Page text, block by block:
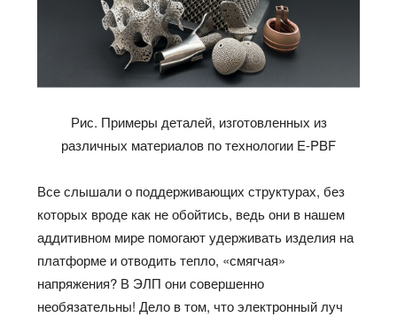
Рис. Примеры деталей, изготовленных из
различных материалов по технологии E-PBF
Все слышали о поддерживающих структурах, без
которых вроде как не обойтись, ведь они в нашем
аддитивном мире помогают удерживать изделия на
платформе и отводить тепло, «смягчая»
напряжения? В ЭЛП они совершенно
необязательны! Дело в том, что электронный луч